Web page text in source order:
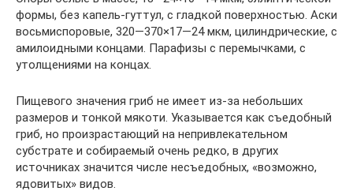
формы, без капель-гуттул, с гладкой поверхностью. Аски
восьмиспоровые, 320—370×17—24 мкм, цилиндрические, с
амилоидными концами. Парафизы с перемычками, с
утолщениями на концах.
Пищевого значения гриб не имеет из-за небольших
размеров и тонкой мякоти. Указывается как съедобный
гриб, но произрастающий на непривлекательном
субстрате и собираемый очень редко, в других
источниках значится числе несъедобных, «возможно,
ядовитых» видов.